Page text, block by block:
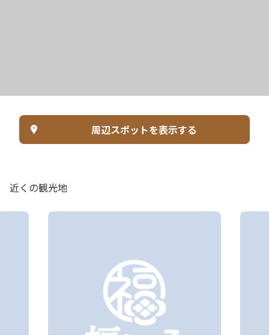
周辺スポットを表示する
近くの観光地